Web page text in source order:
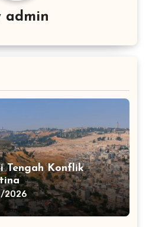
admin
Tengah Konflik
2026